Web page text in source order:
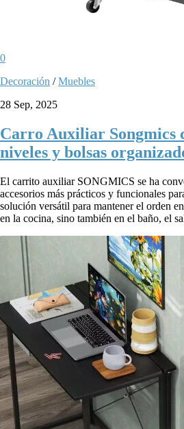
0
Decoración /Muebles
28 Sep, 2025
Carro Auxiliar Songmics
niveles y bolsas
El carrito auxiliar SONGMICS se ha
accesorios más prácticos y funcionales
solución versátil para mantener el orden
en la cocina, sino también en el baño, el